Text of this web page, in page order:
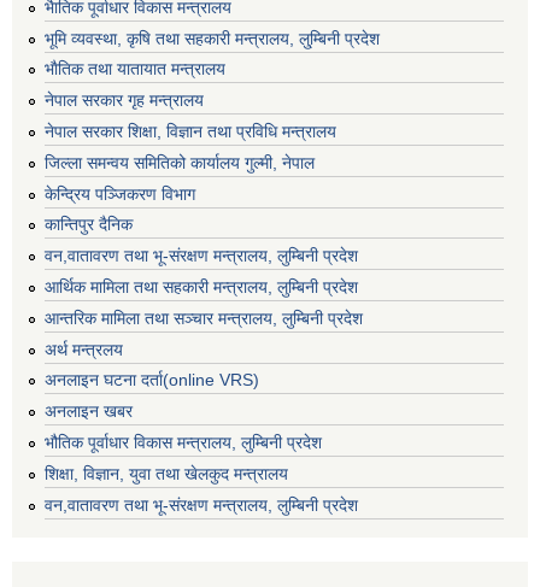
भैातिक पूर्वाधार विकास मन्त्रालय
भूमि व्यवस्था, कृषि तथा सहकारी मन्त्रालय, लु्म्बिनी प्रदेश
भाैतिक तथा यातायात मन्त्रालय
नेपाल सरकार गृह मन्त्रालय
नेपाल सरकार शिक्षा, विज्ञान तथा प्रविधि मन्त्रालय
जिल्ला समन्वय समितिको कार्यालय गुल्मी, नेपाल
केन्द्रिय पञ्जिकरण विभाग
कान्तिपुर दैनिक
वन,वातावरण तथा भू-संरक्षण मन्त्रालय, लुम्बिनी प्रदेश
आर्थिक मामिला तथा सहकारी मन्त्रालय, लुम्बिनी प्रदेश
आन्तरिक मामिला तथा सञ्चार मन्त्रालय, लुम्बिनी प्रदेश
अर्थ मन्त्रलय
अनलाइन घटना दर्ता(online VRS)
अनलाइन खबर
भौतिक पूर्वाधार विकास मन्त्रालय, लुम्बिनी प्रदेश
शिक्षा, विज्ञान, युवा तथा खेलकुद मन्‍‍त्रालय
वन,वातावरण तथा भू-संरक्षण मन्त्रालय, लुम्बिनी प्रदेश